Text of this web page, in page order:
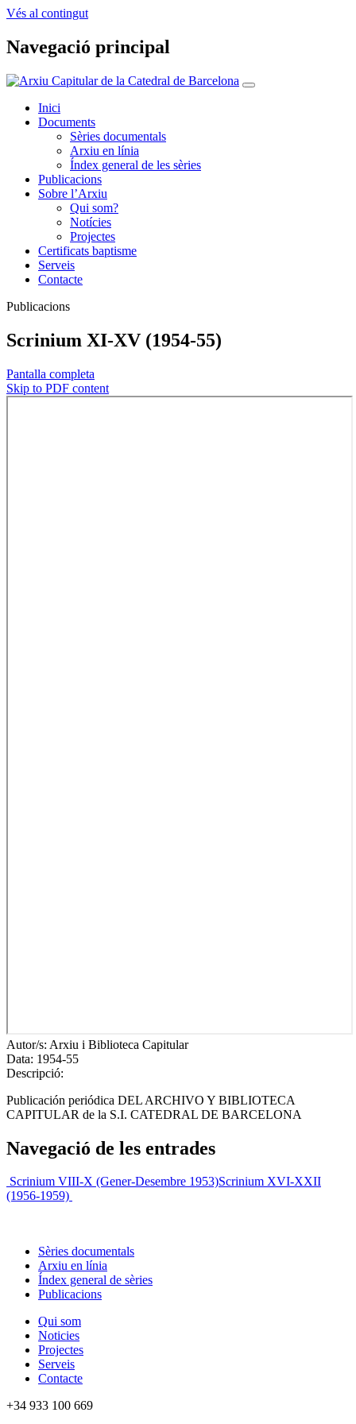
Vés al contingut
Navegació principal
Inici
Documents
Sèries documentals
Arxiu en línia
Índex general de les sèries
Publicacions
Sobre l’Arxiu
Qui som?
Notícies
Projectes
Certificats baptisme
Serveis
Contacte
Publicacions
Scrinium XI-XV (1954-55)
Pantalla completa
Skip to PDF content
Autor/s: Arxiu i Biblioteca Capitular
Data: 1954-55
Descripció:
Publicación periódica DEL ARCHIVO Y BIBLIOTECA
CAPITULAR de la S.I. CATEDRAL DE BARCELONA
Navegació de les entrades
Scrinium VIII-X (Gener-Desembre 1953)Scrinium XVI-XXII
(1956-1959)
Sèries documentals
Arxiu en línia
Índex general de sèries
Publicacions
Qui som
Noticies
Projectes
Serveis
Contacte
+34 933 100 669